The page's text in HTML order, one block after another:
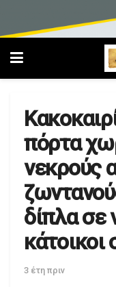
πόρτα
νεκρούς
δίπλα σε
3 έτη πριν